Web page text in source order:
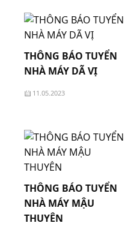
THÔNG BÁO TUYỂN
NHÀ MÁY DÃ VỊ
11.05.2023
THÔNG BÁO TUYỂN
NHÀ MÁY MẬU
THUYÊN